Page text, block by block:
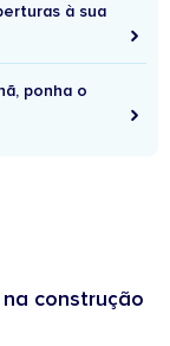
à sua
ponha o
construção